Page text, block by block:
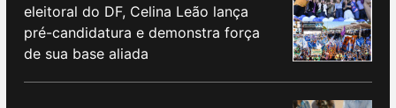
eleitoral do DF, Celina Leão lança
pré-candidatura e demonstra força
de sua base aliada